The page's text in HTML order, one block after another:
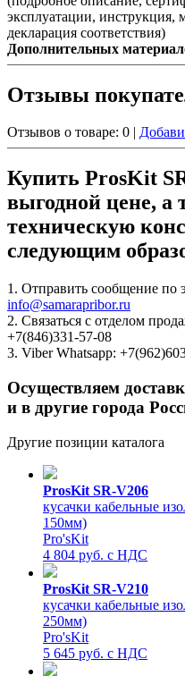
эксплуатации, инструкция,
декларация соответствия)
Дополнительных
Отзывы
Отзывов о товаре: 0 |
Купить ProsKit
выгодной цене, а
техническую
следующим
1. Отправить сообщение по
info@samarapribor.ru
2. Связаться с отделом
+7(846)331-57-08
3. Viber Whatsapp:
Осуществляем
и в другие города
Другие позиции каталога
ProsKit SR-V206
кусачки кабельные
150мм)
Pro'sKit
4 804 руб. с НДС
ProsKit SR-V210
кусачки кабельные
250мм)
Pro'sKit
5 645 руб. с НДС